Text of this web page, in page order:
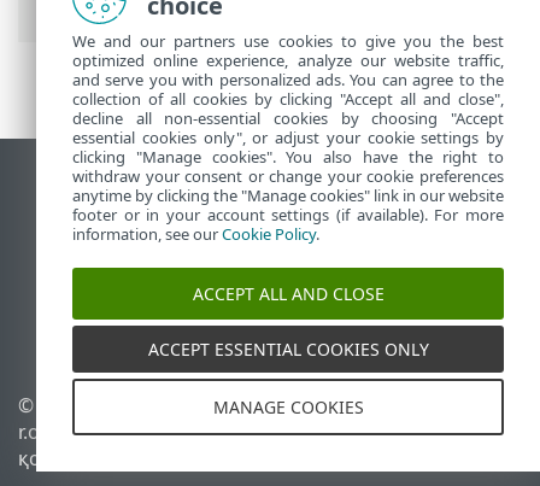
Жұмыс үстеліндегі сайтты қарау
End of Life
ESET білім қоры
ESET форумы
ESET Status Portal
Аймақтық қолдау
© 1992 - 2026 ESET, spol. s
r.o. - Барлық құқықтары
қорғалған.
Cookie файлдарын
басқару
We and our partners use cookies to give you the best
optimized online experience, analyze our website traffic,
and serve you with personalized ads. You can agree to the
collection of all cookies by clicking "Accept all and close",
decline all non-essential cookies by choosing "Accept
essential cookies only", or adjust your cookie settings by
clicking "Manage cookies". You also have the right to
withdraw your consent or change your cookie preferences
anytime by clicking the "Manage cookies" link in our website
footer or in your account settings (if available). For more
information, see ourCookie Policy.
ACCEPT ALL AND CLOSE
ACCEPT ESSENTIAL COOKIES ONLY
MANAGE COOKIES